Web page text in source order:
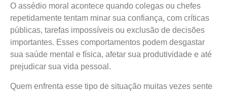
O assédio moral acontece quando colegas ou chefes
repetidamente tentam minar sua confiança, com críticas
públicas, tarefas impossíveis ou exclusão de decisões
importantes. Esses comportamentos podem desgastar
sua saúde mental e física, afetar sua produtividade e até
prejudicar sua vida pessoal.
Quem enfrenta esse tipo de situação muitas vezes sente